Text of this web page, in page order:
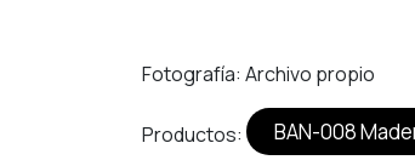
Fotografía: Archivo propio
Productos: BAN-00​​​​​​​​8